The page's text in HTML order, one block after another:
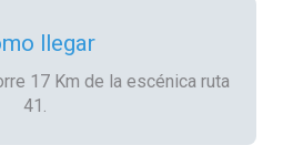
llegar
17 Km de la escénica ruta
41.